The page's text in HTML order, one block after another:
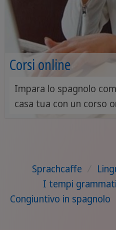
Corsi online
Impara lo spagnolo
casa tua con un corso
Sprachcaffe /
I tempi
Congiuntivo in spagnolo